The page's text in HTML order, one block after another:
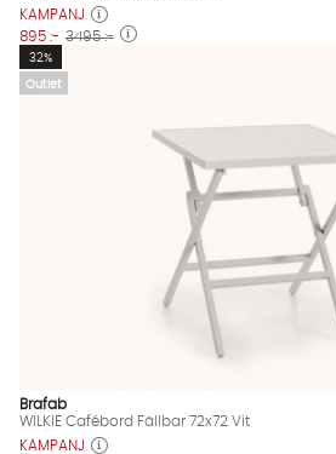
KAMPANJ
895 :- 3495 :-
Outlet
32%
Brafab
WILKIE Cafébord Fällbar 72x72 Vit
KAMPANJ